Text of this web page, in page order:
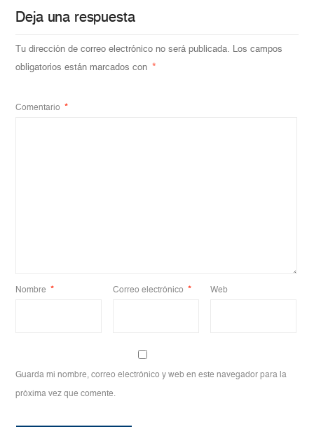
Deja una respuesta
Tu dirección de correo electrónico no será publicada. Los campos
obligatorios están marcados con
*
Comentario *
Nombre * Correo electrónico * Web
Guarda mi nombre, correo electrónico y web en este navegador para la
próxima vez que comente.